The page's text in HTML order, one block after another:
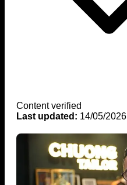
Content verified
Last updated: 14/05/2026